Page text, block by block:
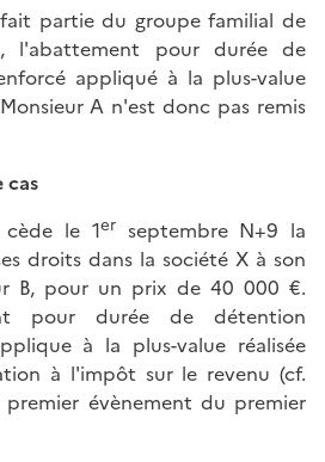
partie du groupe familial de
l'abattement pour durée de
appliqué à la plus-value
A n'est donc pas remis
cas
cède le 1er septembre N+9 la
droits dans la société X à son
B, pour un prix de 40 000 €.
pour durée de détention
à la plus-value réalisée
à l'impôt sur le revenu (cf.
évènement du premier